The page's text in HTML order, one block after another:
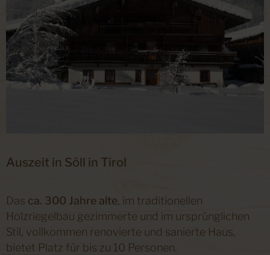
Auszeit in Söll in Tirol
Das ca. 300 Jahre alte, im traditionellen
Holzriegelbau gezimmerte und im ursprünglichen
Stil, vollkommen renovierte und sanierte Haus,
bietet Platz für bis zu 10 Personen.